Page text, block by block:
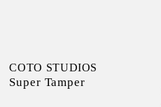
COTO STUDIOS
Super Tamper